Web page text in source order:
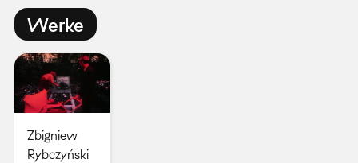
Werke
Zbigniew
Rybczyński